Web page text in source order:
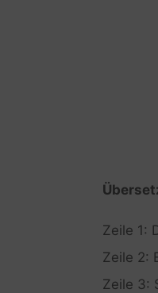
Zeile 1:
Zeile 2:
Zeile 3: